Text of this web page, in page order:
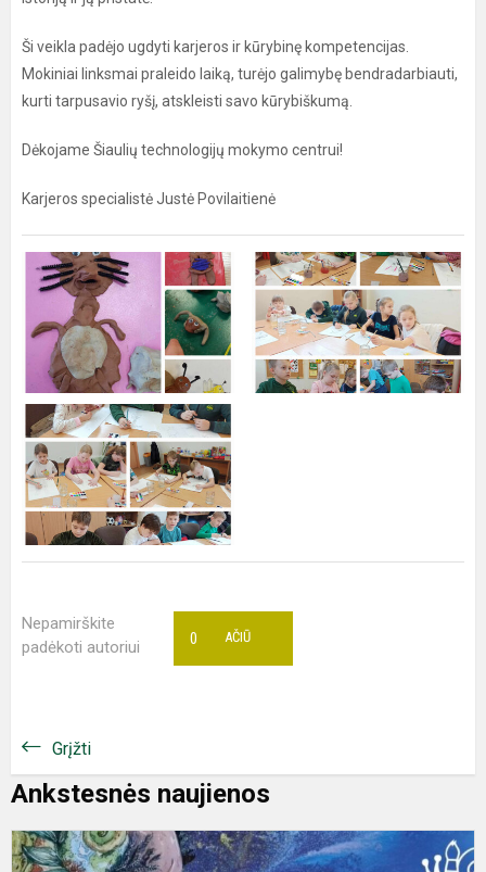
Ši veikla padėjo ugdyti karjeros ir kūrybinę kompetencijas.
Mokiniai linksmai praleido laiką, turėjo galimybę bendradarbiauti,
kurti tarpusavio ryšį, atskleisti savo kūrybiškumą.
Dėkojame Šiaulių technologijų mokymo centrui!
Karjeros specialistė Justė Povilaitienė
Nepamirškite
padėkoti autoriui
AČIŪ
0
Grįžti
Ankstesnės naujienos